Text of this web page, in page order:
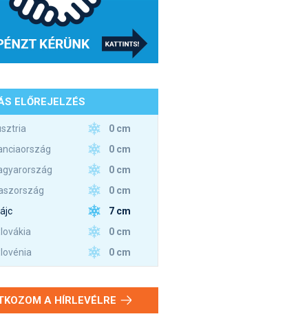
ELŐREJELZÉS
0 cm
0 cm
0 cm
0 cm
7 cm
0 cm
0 cm
A HÍRLEVÉLRE